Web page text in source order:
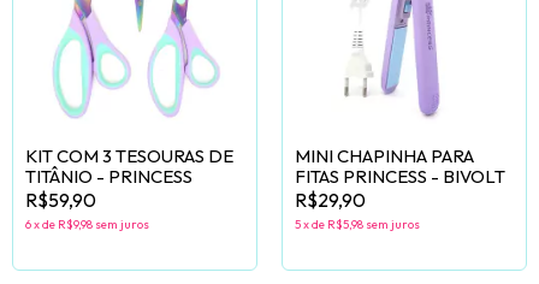
KIT COM 3 TESOURAS DE
TITÂNIO - PRINCESS
R$59,90
6xde R$9,98 sem juros
MINI CHAPINHA PARA
FITAS PRINCESS - BIVOLT
R$29,90
5xde R$5,98 sem juros